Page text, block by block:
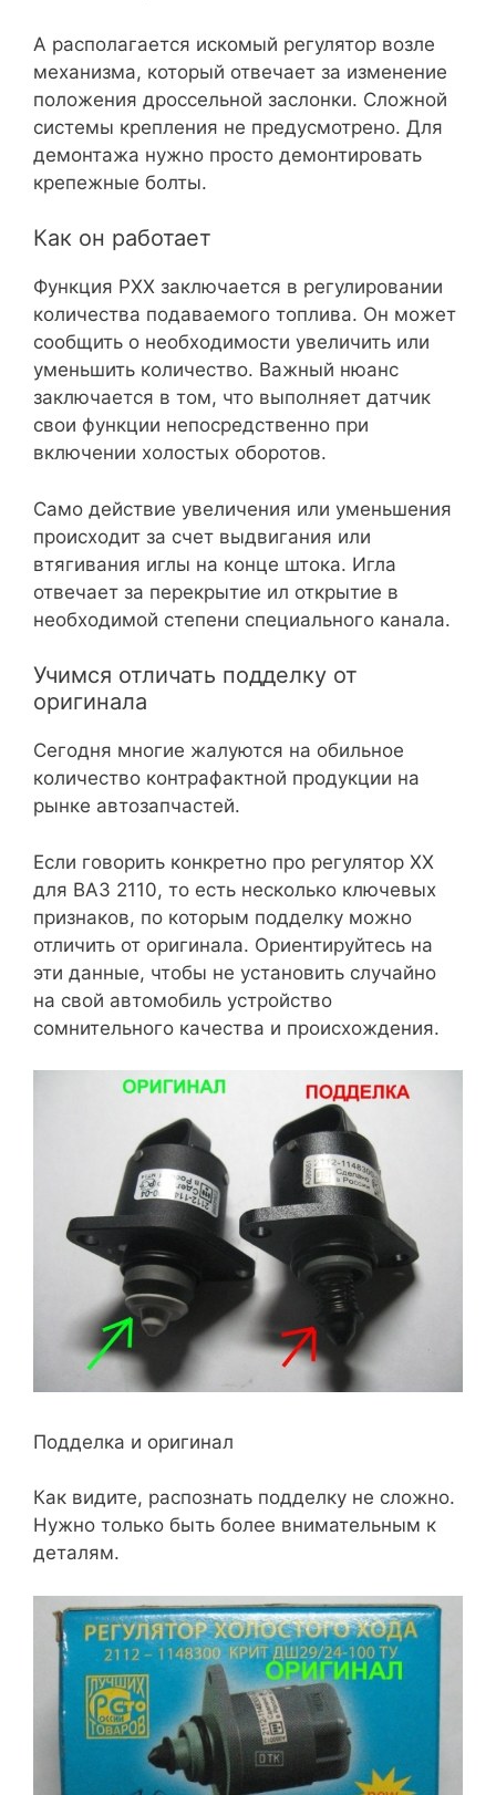
А располагается искомый регулятор возле
механизма, который отвечает за изменение
положения дроссельной заслонки. Сложной
системы крепления не предусмотрено. Для
демонтажа нужно просто демонтировать
крепежные болты.
Как он работает
Функция РХХ заключается в регулировании
количества подаваемого топлива. Он может
сообщить о необходимости увеличить или
уменьшить количество. Важный нюанс
заключается в том, что выполняет датчик
свои функции непосредственно при
включении холостых оборотов.
Само действие увеличения или уменьшения
происходит за счет выдвигания или
втягивания иглы на конце штока. Игла
отвечает за перекрытие ил открытие в
необходимой степени специального канала.
Учимся отличать подделку от
оригинала
Сегодня многие жалуются на обильное
количество контрафактной продукции на
рынке автозапчастей.
Если говорить конкретно про регулятор ХХ
для ВАЗ 2110, то есть несколько ключевых
признаков, по которым подделку можно
отличить от оригинала. Ориентируйтесь на
эти данные, чтобы не установить случайно
на свой автомобиль устройство
сомнительного качества и происхождения.
Подделка и оригинал
Как видите, распознать подделку не сложно.
Нужно только быть более внимательным к
деталям.